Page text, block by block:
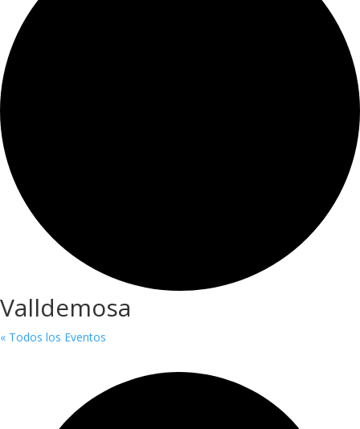
Valldemosa
« Todos los Eventos